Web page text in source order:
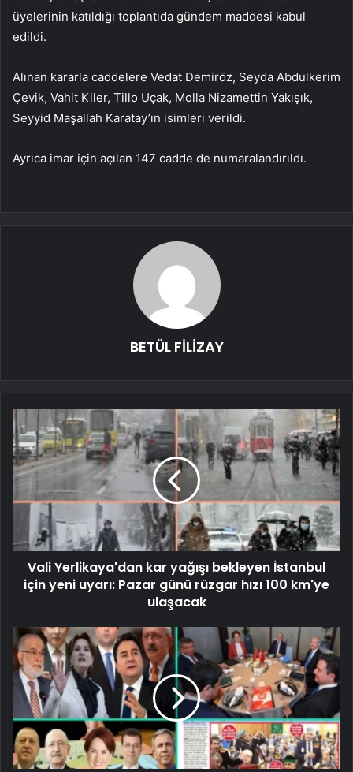
üyelerinin katıldığı toplantıda gündem maddesi kabul
edildi.
Alınan kararla caddelere Vedat Demiröz, Seyda Abdulkerim
Çevik, Vahit Kiler, Tillo Uçak, Molla Nizamettin Yakışık,
Seyyid Maşallah Karatay’ın isimleri verildi.
Ayrıca imar için açılan 147 cadde de numaralandırıldı.
BETÜL FİLİZAY
Vali Yerlikaya'dan kar yağışı bekleyen İstanbul
için yeni uyarı: Pazar günü rüzgar hızı 100 km'ye
ulaşacak